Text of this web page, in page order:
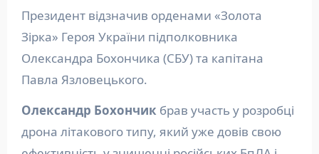
Президент відзначив орденами «Золота
Зірка» Героя України підполковника
Олександра Бохончика (СБУ) та капітана
Павла Язловецького.
Олександр Бохончикбрав участь у розробці
дрона літакового типу, який уже довів свою